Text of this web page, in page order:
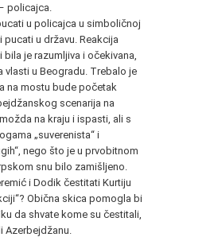
policajca.
u policajca u simboličnoj
pucati u državu. Reakcija
je razumljiva i očekivana,
vlasti u Beogradu. Trebalo je
na mostu bude početak
scenarija na
na kraju i ispasti, ali s
„suverenista“ i
nego što je u prvobitnom
snu bilo zamišljeno.
i Dodik čestitati Kurtiju
Obična skica pomogla bi
da shvate kome su čestitali,
Azerbejdžanu.